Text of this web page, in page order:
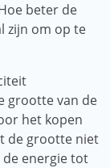
beter de
zijn om op te
grootte van de
het kopen
de grootte niet
de energie tot